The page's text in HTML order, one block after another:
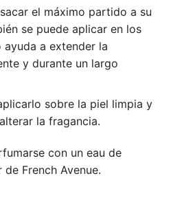
el máximo partido a su
se puede aplicar en los
a extender la
y durante un largo
sobre la piel limpia y
la fragancia.
con un eau de
French Avenue.